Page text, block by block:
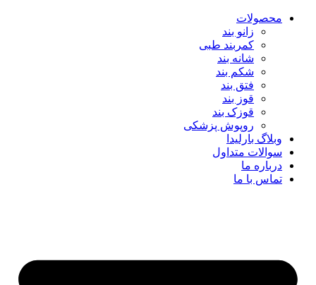
محصولات
زانو بند
کمربند طبی
شانه بند
شکم بند
فتق بند
قوز بند
قوزک بند
روپوش پزشکی
وبلاگ بارلیدا
سوالات متداول
درباره ما
تماس با ما